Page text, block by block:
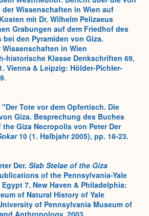
der Wissenschaften in Wien auf
mit Dr. Wilhelm Pelizaeus
Grabungen auf dem Friedhof des
bei den Pyramiden von Giza.
Wissenschaften in Wien
historische Klasse Denkschriften 69,
Vienna & Leipzig: Hölder-Pichler-
Tote vor dem Opfertisch. Die
Giza. Besprechung des Buches
the Giza Necropolis von Peter Der
10 (1. Halbjahr 2005), pp. 18-23.
Der. Slab Stelae of the Giza
of the Pennsylvania-Yale
7. New Haven & Philadelphia:
of Natural History of Yale
of Pennsylvania Museum of
Anthropology, 2003.